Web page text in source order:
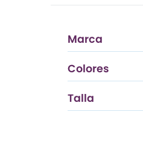
Marca
CONTROL
Colores
Talla